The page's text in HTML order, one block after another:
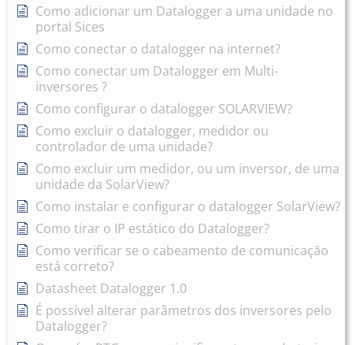
Como adicionar um Datalogger a uma unidade no
portal Sices
Como conectar o datalogger na internet?
Como conectar um Datalogger em Multi-
inversores ?
Como configurar o datalogger SOLARVIEW?
Como excluir o datalogger, medidor ou
controlador de uma unidade?
Como excluir um medidor, ou um inversor, de uma
unidade da SolarView?
Como instalar e configurar o datalogger SolarView?
Como tirar o IP estático do Datalogger?
Como verificar se o cabeamento de comunicação
está correto?
Datasheet Datalogger 1.0
É possível alterar parâmetros dos inversores pelo
Datalogger?